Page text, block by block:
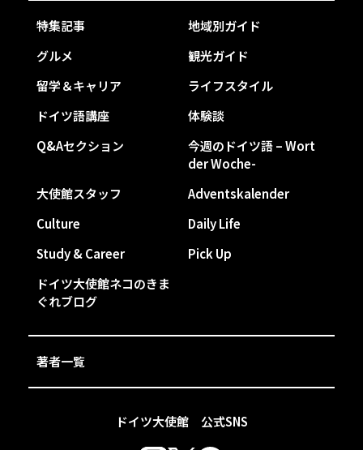
ドイツ大使館 公式SNS
特集記事
地域別ガイド
グルメ
観光ガイド
留学＆キャリア
ライフスタイル
ドイツ語講座
体験談
Q&Aセクション
今週のドイツ語 – Wort
der Woche-
大使館スタッフ
Adventskalender
Culture
Daily Life
Study & Career
Pick Up
ドイツ大使館ネコのきま
ぐれブログ
著者一覧